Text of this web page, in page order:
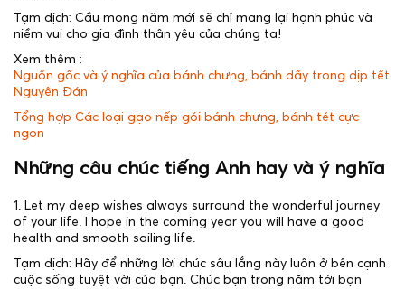
Tạm dịch: Cầu mong năm mới sẽ chỉ mang lại hạnh phúc và
niềm vui cho gia đình thân yêu của chúng ta!
Xem thêm :
Nguồn gốc và ý nghĩa của bánh chưng, bánh dầy trong dịp tết
Nguyên Đán
Tổng hợp Các loại gạo nếp gói bánh chưng, bánh tét cực
ngon
Những câu chúc tiếng Anh hay và ý nghĩa
1. Let my deep wishes always surround the wonderful journey
of your life. I hope in the coming year you will have a good
health and smooth sailing life.
Tạm dịch: Hãy để những lời chúc sâu lắng này luôn ở bên cạnh
cuộc sống tuyệt vời của bạn. Chúc bạn trong năm tới bạn